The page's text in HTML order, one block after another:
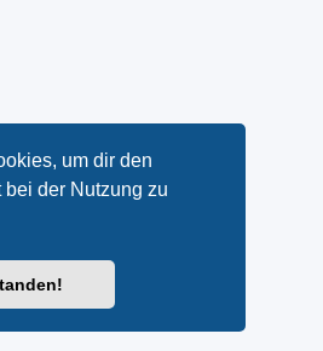
um dir den
der Nutzung zu